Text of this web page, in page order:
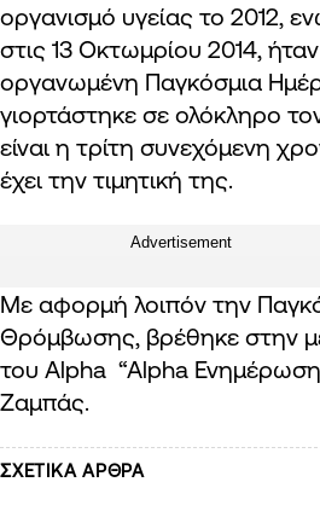
οργανισμό υγείας το 2012,
στις 13 Οκτωμρίου 2014,
οργανωμένη Παγκόσμια
γιορτάστηκε σε ολόκληρο
είναι η τρίτη συνεχόμενη
έχει την τιμητική της.
Advertisement
Με αφορμή λοιπόν την
Θρόμβωσης, βρέθηκε στην
του Alpha “Alpha
Ζαμπάς.
ΣΧΕΤΙΚΑ ΑΡΘΡΑ